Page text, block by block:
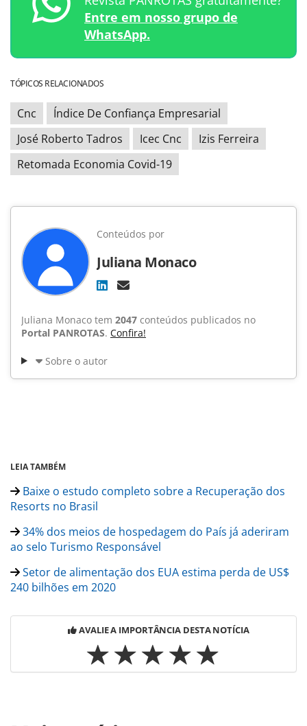
Entre em nosso grupo de
WhatsApp.
TÓPICOS RELACIONADOS
Cnc
Índice De Confiança Empresarial
José Roberto Tadros
Icec Cnc
Izis Ferreira
Retomada Economia Covid-19
Conteúdos por
Juliana Monaco
Juliana Monaco tem 2047 conteúdos publicados no
Portal PANROTAS. Confira!
Sobre o autor
LEIA TAMBÉM
Baixe o estudo completo sobre a Recuperação dos
Resorts no Brasil
34% dos meios de hospedagem do País já aderiram
ao selo Turismo Responsável
Setor de alimentação dos EUA estima perda de US$
240 bilhões em 2020
AVALIE A IMPORTÂNCIA DESTA NOTÍCIA